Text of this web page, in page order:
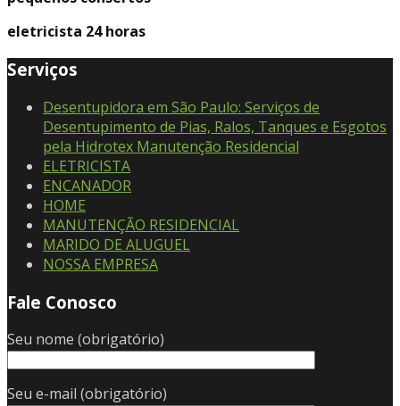
eletricista 24 horas
Serviços
Desentupidora em São Paulo: Serviços de
Desentupimento de Pias, Ralos, Tanques e Esgotos
pela Hidrotex Manutenção Residencial
ELETRICISTA
ENCANADOR
HOME
MANUTENÇÃO RESIDENCIAL
MARIDO DE ALUGUEL
NOSSA EMPRESA
Fale Conosco
Seu nome (obrigatório)
Seu e-mail (obrigatório)